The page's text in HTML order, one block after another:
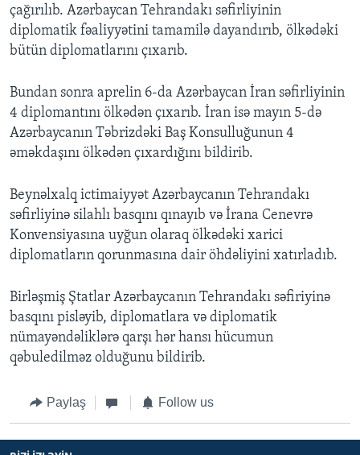
çağırılıb. Azərbaycan Tehrandakı səfirliyinin
diplomatik fəaliyyətini tamamilə dayandırıb, ölkədəki
bütün diplomatlarını çıxarıb.
Bundan sonra aprelin 6-da Azərbaycan İran səfirliyinin
4 diplomantını ölkədən çıxarıb. İran isə mayın 5-də
Azərbaycanın Təbrizdəki Baş Konsulluğunun 4
əməkdaşını ölkədən çıxardığını bildirib.
Beynəlxalq ictimaiyyət Azərbaycanın Tehrandakı
səfirliyinə silahlı basqını qınayıb və İrana Cenevrə
Konvensiyasına uyğun olaraq ölkədəki xarici
diplomatların qorunmasına dair öhdəliyini xatırladıb.
Birləşmiş Ştatlar Azərbaycanın Tehrandakı səfiriyinə
basqını pisləyib, diplomatlara və diplomatik
nümayəndəliklərə qarşı hər hansı hücumun
qəbuledilməz olduğunu bildirib.
Paylaş Follow us